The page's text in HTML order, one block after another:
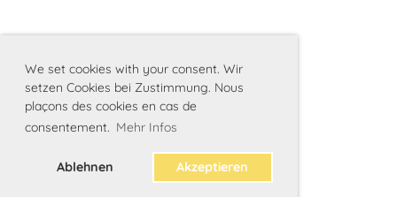
We set cookies with your consent. Wir
setzen Cookies bei Zustimmung. Nous
plaçons des cookies en cas de
consentement. Mehr Infos
Ablehnen Akzeptieren